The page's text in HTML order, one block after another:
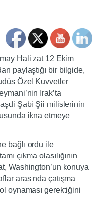
Halilzat 12 Ekim
paylaştığı bir bilgide,
Özel Kuvvetler
Irak’ta
Şabi Şii milislerinin
ikna etmeye
bağlı ordu ile
çıkma olasılığının
Washington’un konuya
arasında çatışma
oynaması gerektiğini